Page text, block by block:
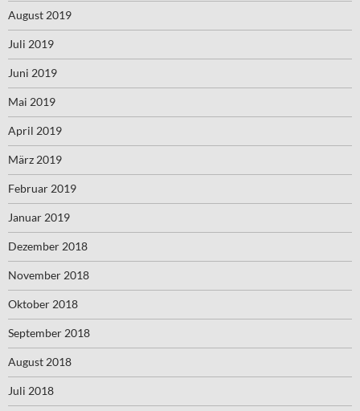
August 2019
Juli 2019
Juni 2019
Mai 2019
April 2019
März 2019
Februar 2019
Januar 2019
Dezember 2018
November 2018
Oktober 2018
September 2018
August 2018
Juli 2018